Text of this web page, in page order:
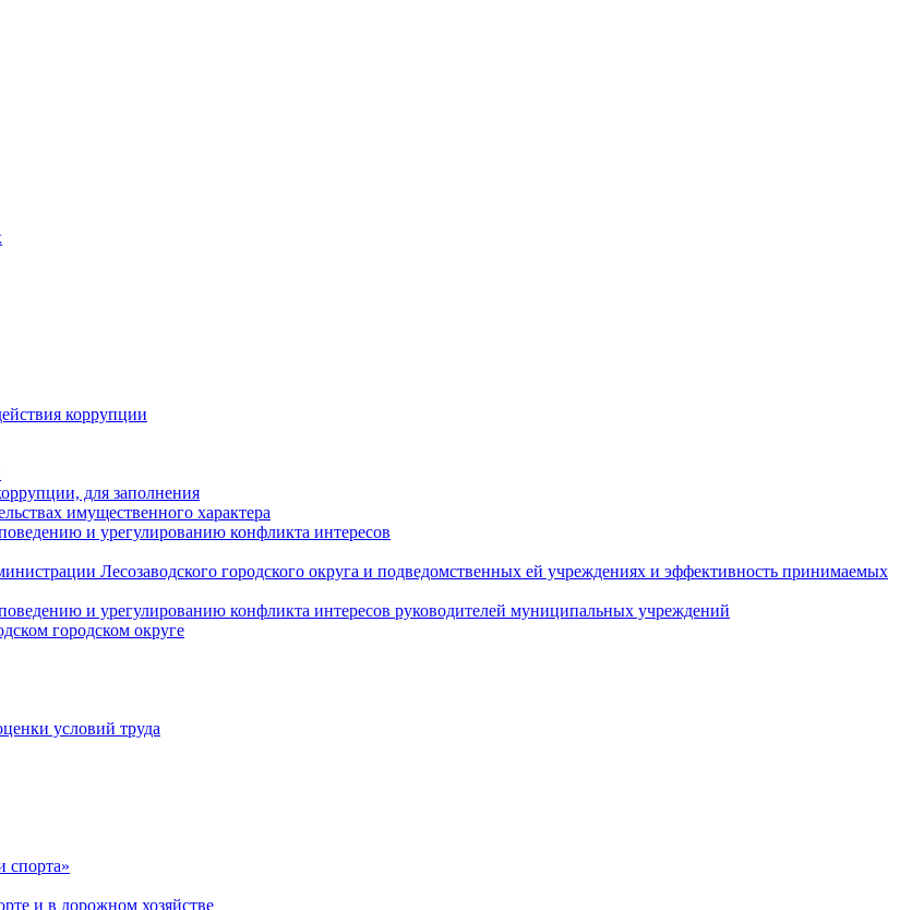
коррупции
для заполнения
имущественного характера
и урегулированию конфликта интересов
Лесозаводского городского округа и подведомственных ей учреждениях и эффективность принимаемых
и урегулированию конфликта интересов руководителей муниципальных учреждений
городском округе
условий труда
спорта»
и в дорожном хозяйстве